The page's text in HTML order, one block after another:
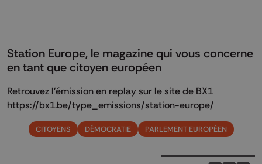
Station Europe, le magazine qui vous concerne
en tant que citoyen européen
Retrouvez l'émission en replay sur le site de BX1
https://bx1.be/type_emissions/station-europe/
CITOYENS DÉMOCRATIE PARLEMENT EUROPÉEN